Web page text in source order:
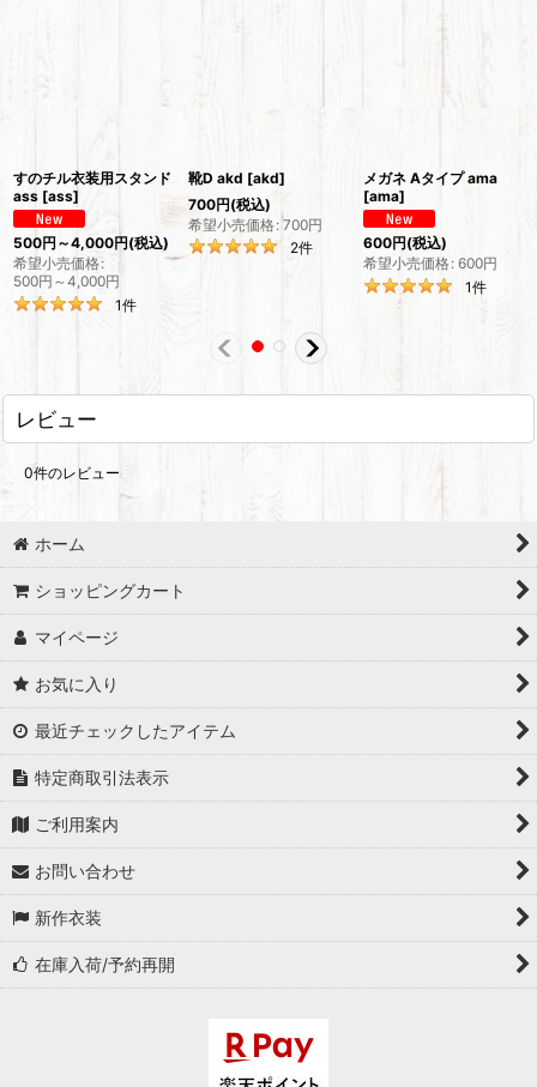
すのチル衣装用スタンド
ass [ass]
500円 ～4,000円(税込)
希望小売価格:
500円 ～4,000円
1件
靴D akd [akd]
700円(税込)
希望小売価格: 700円
2件
メガネ Aタイプ ama
[ama]
600円(税込)
希望小売価格 : 600円
1件
レビュー
0件のレビュー
ホーム
ショッピングカート
マイページ
お気に入り
最近チェックしたアイテム
特定商取引法表示
ご利用案内
お問い合わせ
新作衣装
在庫入荷/予約再開